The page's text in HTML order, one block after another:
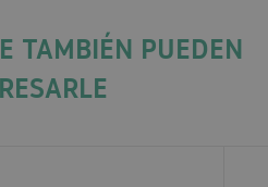
TAMBIÉN PUEDEN